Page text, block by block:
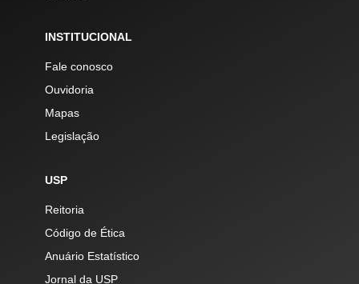
INSTITUCIONAL
Fale conosco
Ouvidoria
Mapas
Legislação
USP
Reitoria
Código de Ética
Anuário Estatístico
Jornal da USP